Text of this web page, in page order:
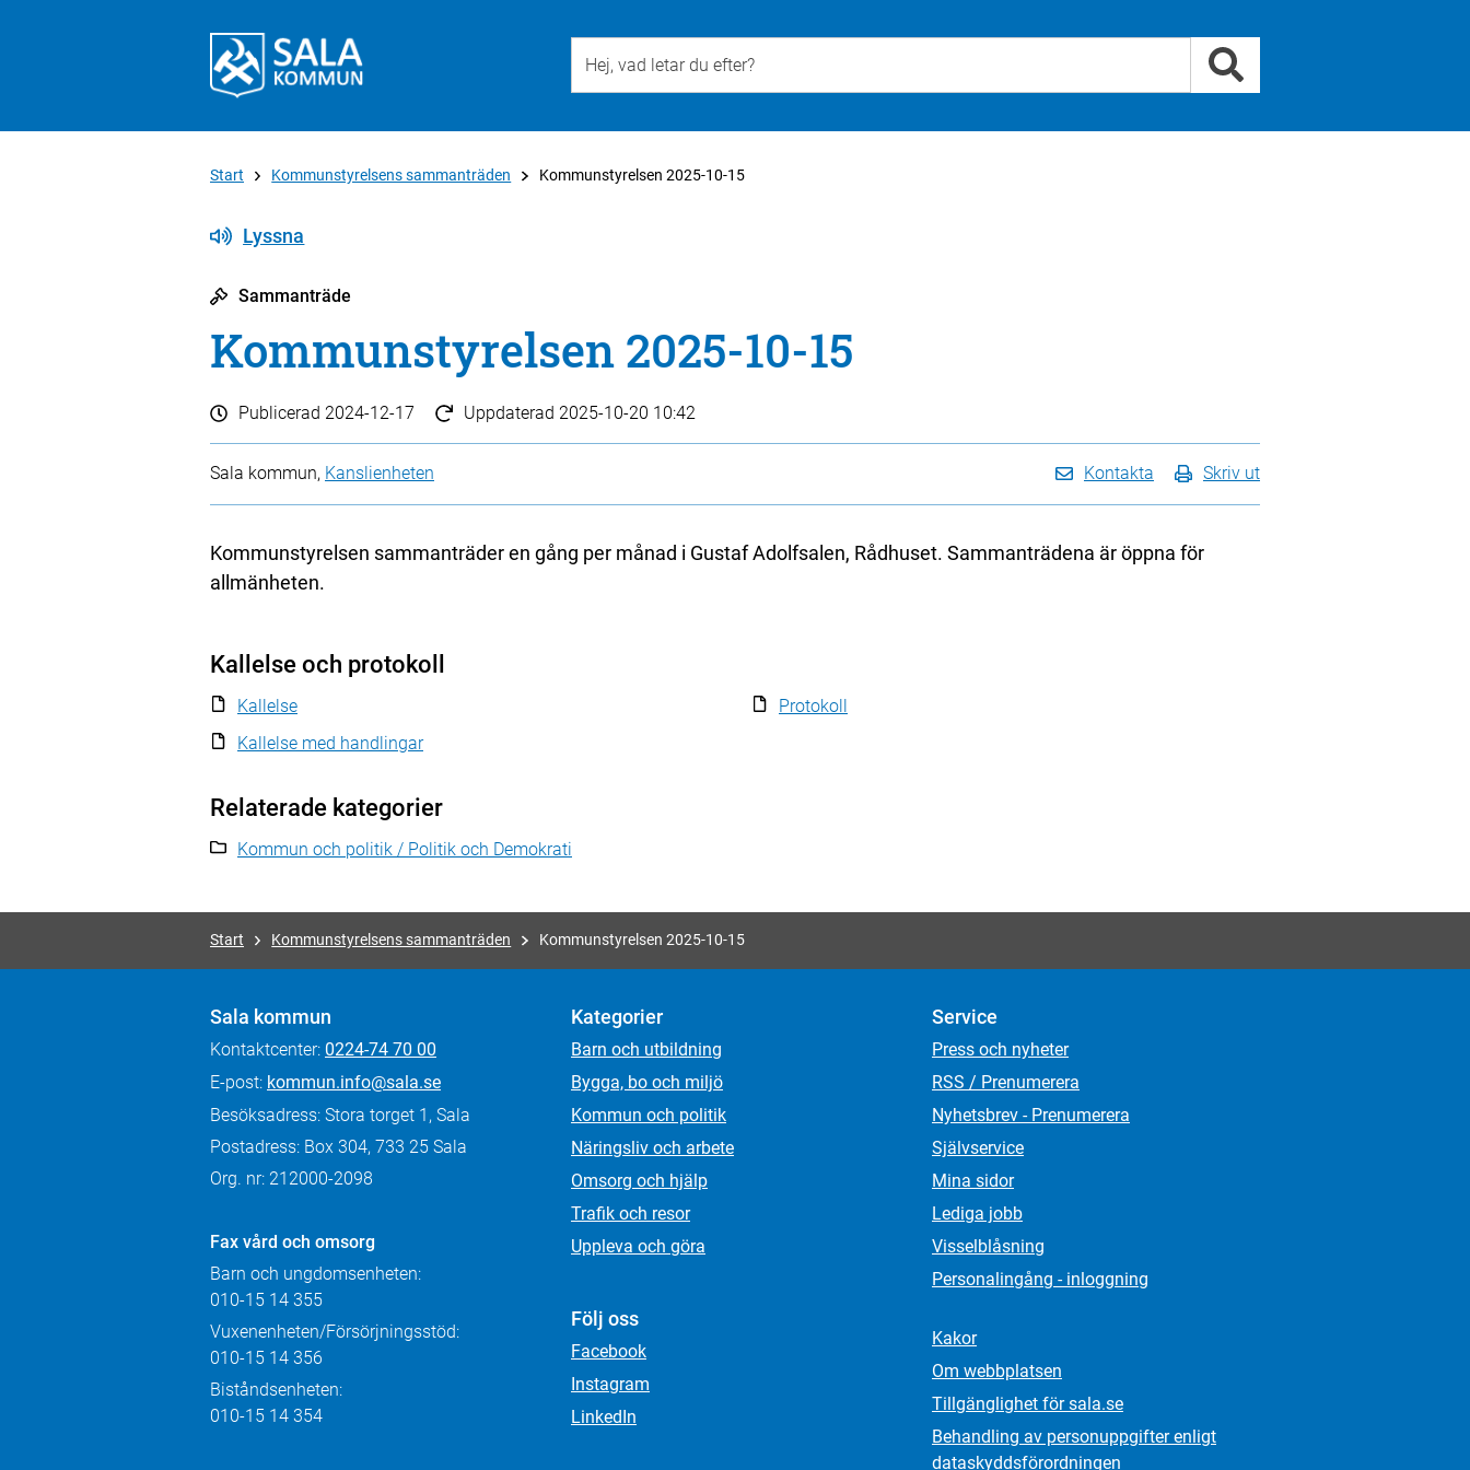
Start Kommunstyrelsens sammanträden Kommunstyrelsen 2025-10-15
Lyssna
Sammanträde
Kommunstyrelsen 2025-10-15
Publicerad 2024-12-17 Uppdaterad 2025-10-20 10:42
Sala kommun, Kanslienheten Kontakta Skriv ut
Kommunstyrelsen sammanträder en gång per månad i Gustaf Adolfsalen, Rådhuset. Sammanträdena är öppna för
allmänheten.
Kallelse och protokoll
Kallelse
Kallelse med handlingar
Protokoll
Relaterade kategorier
Kommun och politik / Politik och Demokrati
Start Kommunstyrelsens sammanträden Kommunstyrelsen 2025-10-15
Sala kommun
Kontaktcenter: 0224-74 70 00
E-post: kommun.info@sala.se
Besöksadress: Stora torget 1, Sala
Postadress: Box 304, 733 25 Sala
Org. nr: 212000-2098
Fax vård och omsorg
Barn och ungdomsenheten:
010-15 14 355
Vuxenenheten/Försörjningsstöd:
010-15 14 356
Biståndsenheten:
010-15 14 354
Kategorier
Barn och utbildning
Bygga, bo och miljö
Kommun och politik
Näringsliv och arbete
Omsorg och hjälp
Trafik och resor
Uppleva och göra
Följ oss
Facebook
Instagram
LinkedIn
Service
Press och nyheter
RSS / Prenumerera
Nyhetsbrev - Prenumerera
Självservice
Mina sidor
Lediga jobb
Visselblåsning
Personalingång - inloggning
Kakor
Om webbplatsen
Tillgänglighet för sala.se
Behandling av personuppgifter enligt
dataskydds­förordningen